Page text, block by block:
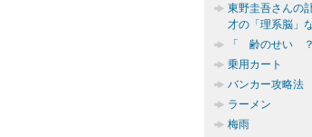
東野圭吾さんの
才の「理系脳」
「 齢のせい
乗用カート
バンカー攻略法
ラーメン
梅雨